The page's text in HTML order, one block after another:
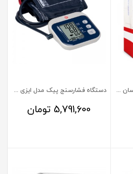
بالش دور گردنی مموری فوم سان آمور دستگاه فشارسنج پیک مدل ایزی رپید
5,791,600 تومان